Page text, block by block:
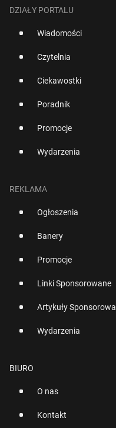
DZIAŁY PORTALU
Wiadomości
Czytelnia
Ciekawostki
Poradnik
Promocje
Wydarzenia
REKLAMA
Ogłoszenia
Banery
Promocje
Linki Sponsorowane
Artykuły
Wydarzenia
BIURO
O nas
Kontakt